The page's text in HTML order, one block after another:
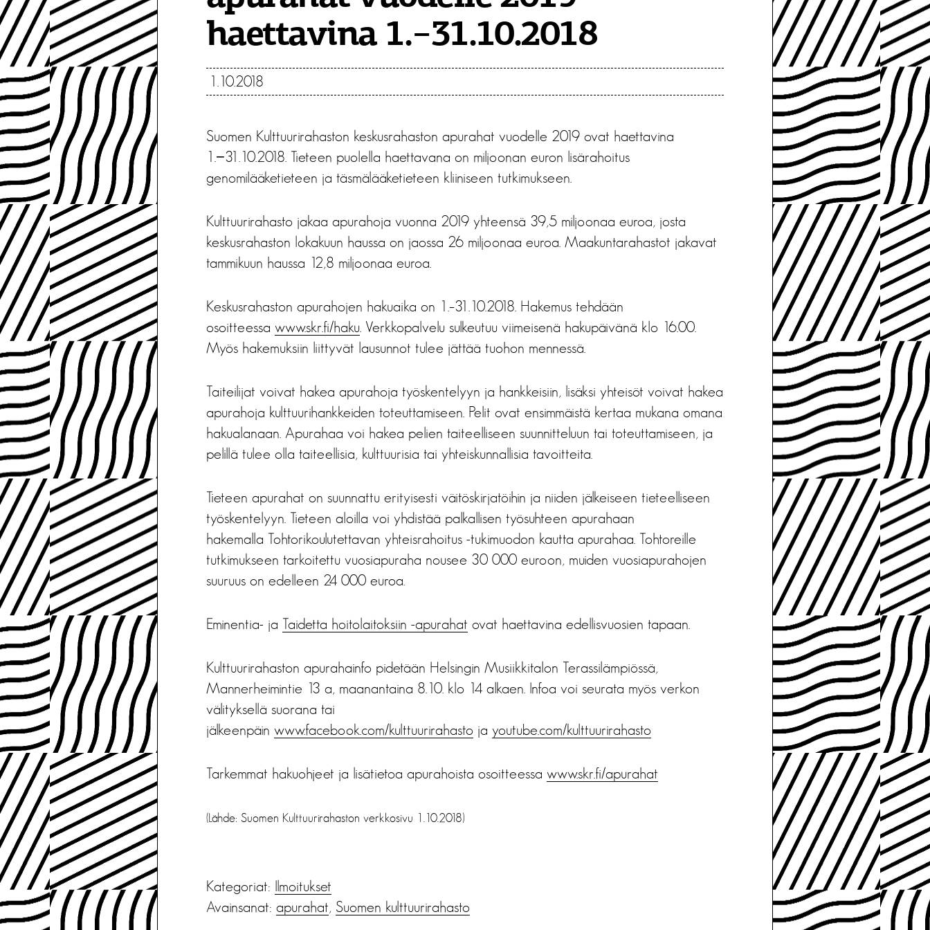
haettavina 1.−31.10.2018
1.10.2018
Suomen Kulttuurirahaston keskusrahaston apurahat vuodelle 2019 ovat haettavina
1.−31.10.2018. Tieteen puolella haettavana on miljoonan euron lisärahoitus
genomilääketieteen ja täsmälääketieteen kliiniseen tutkimukseen.
Kulttuurirahasto jakaa apurahoja vuonna 2019 yhteensä 39,5 miljoonaa euroa, josta
keskusrahaston lokakuun haussa on jaossa 26 miljoonaa euroa. Maakuntarahastot jakavat
tammikuun haussa 12,8 miljoonaa euroa.
Keskusrahaston apurahojen hakuaika on 1.–31.10.2018. Hakemus tehdään
osoitteessa www.skr.fi/haku . Verkkopalvelu sulkeutuu viimeisenä hakupäivänä klo 16.00.
Myös hakemuksiin liittyvät lausunnot tulee jättää tuohon mennessä.
Taiteilijat voivat hakea apurahoja työskentelyyn ja hankkeisiin, lisäksi yhteisöt voivat hakea
apurahoja kulttuurihankkeiden toteuttamiseen. Pelit ovat ensimmäistä kertaa mukana omana
hakualanaan. Apurahaa voi hakea pelien taiteelliseen suunnitteluun tai toteuttamiseen, ja
pelillä tulee olla taiteellisia, kulttuurisia tai yhteiskunnallisia tavoitteita.
Tieteen apurahat on suunnattu erityisesti väitöskirjatöihin ja niiden jälkeiseen tieteelliseen
työskentelyyn. Tieteen aloilla voi yhdistää palkallisen työsuhteen apurahaan
hakemalla Tohtorikoulutettavan yhteisrahoitus -tukimuodon kautta apurahaa. Tohtoreille
tutkimukseen tarkoitettu vuosiapuraha nousee 30 000 euroon, muiden vuosiapurahojen
suuruus on edelleen 24 000 euroa.
Eminentia- ja Taidetta hoitolaitoksiin -apurahat ovat haettavina edellisvuosien tapaan.
Kulttuurirahaston apurahainfo pidetään Helsingin Musiikkitalon Terassilämpiössä,
Mannerheimintie 13 a, maanantaina 8.10. klo 14 alkaen. Infoa voi seurata myös verkon
välityksellä suorana tai
jälkeenpäin www.facebook.com/kulttuurirahasto ja youtube.com/kulttuurirahasto
Tarkemmat hakuohjeet ja lisätietoa apurahoista osoitteessa www.skr.fi/apurahat
(Lähde: Suomen Kulttuurirahaston verkkosivu 1.10.2018)
Kategoriat: Ilmoitukset
Avainsanat: apurahat, Suomen kulttuurirahasto